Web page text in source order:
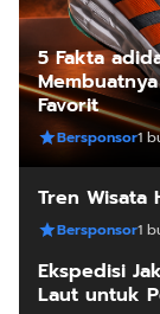
5 Fakta
Favorit
Bersponsor1
Tren Wisata
Bersponsor1
Ekspedisi
Laut untuk